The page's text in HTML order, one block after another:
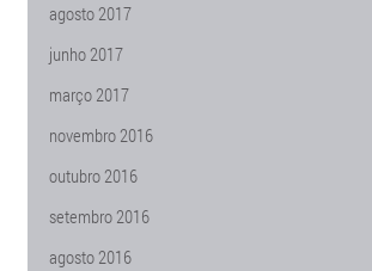
agosto 2017
junho 2017
março 2017
novembro 2016
outubro 2016
setembro 2016
agosto 2016